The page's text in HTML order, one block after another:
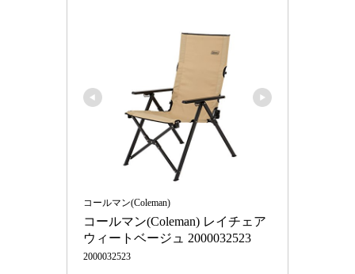
コールマン(Coleman)
コールマン(Coleman) レイチェア
ウィートベージュ 2000032523
2000032523